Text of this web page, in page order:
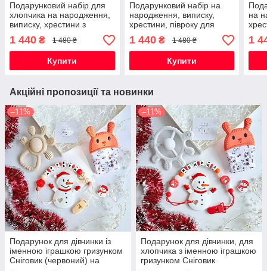
Подарунковий набір для
хлопчика на народження,
виписку, хрестини з
іменним гризунком
Ведмедик Тедді (м'ята) та
посудом
1 440 ₴ 1 480 ₴
Купити
Подарунковий набір на
народження, виписку,
хрестини, півроку для
хлопчика з іменним
гризунком Ведмедик Тедді
м'ята
1 440₴ 1 480 ₴
Купити
на
1
Акційні пропозиції та новинки
–11%
Подарунок для дівчинки із
іменною іграшкою гризунком
Сніговик (червоний) на
–11%
Подарунок для дівчинки, для
хлопчика з іменною іграшкою
гризунком Сніговик